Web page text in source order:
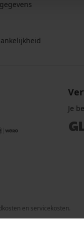
Je
en servicekosten.